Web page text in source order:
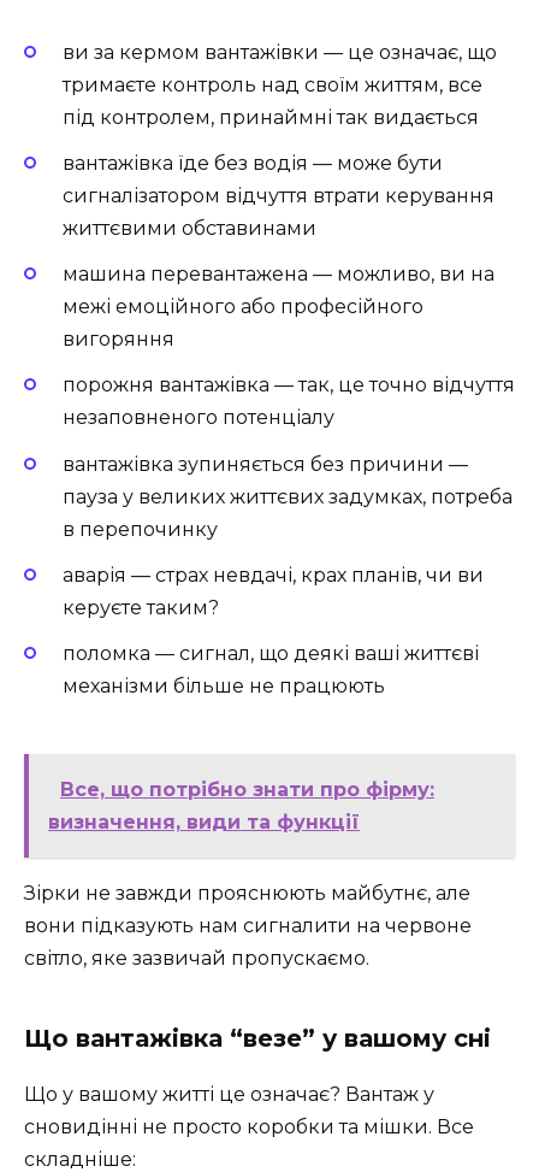
ви за кермом вантажівки — це означає, що
тримаєте контроль над своїм життям, все
під контролем, принаймні так видається
вантажівка їде без водія — може бути
сигналізатором відчуття втрати керування
життєвими обставинами
машина перевантажена — можливо, ви на
межі емоційного або професійного
вигоряння
порожня вантажівка — так, це точно відчуття
незаповненого потенціалу
вантажівка зупиняється без причини —
пауза у великих життєвих задумках, потреба
в перепочинку
аварія — страх невдачі, крах планів, чи ви
керуєте таким?
поломка — сигнал, що деякі ваші життєві
механізми більше не працюють
Все, що потрібно знати про фірму:
визначення, види та функції
Зірки не завжди прояснюють майбутнє, але
вони підказують нам сигналити на червоне
світло, яке зазвичай пропускаємо.
Що вантажівка “везе” у вашому сні
Що у вашому житті це означає? Вантаж у
сновидінні не просто коробки та мішки. Все
складніше: